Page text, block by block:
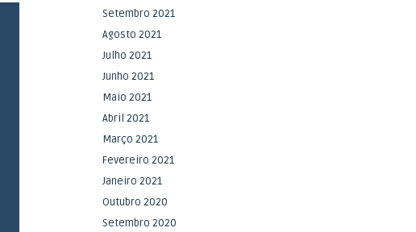
Setembro 2021
Agosto 2021
Julho 2021
Junho 2021
Maio 2021
Abril 2021
Março 2021
Fevereiro 2021
Janeiro 2021
Outubro 2020
Setembro 2020